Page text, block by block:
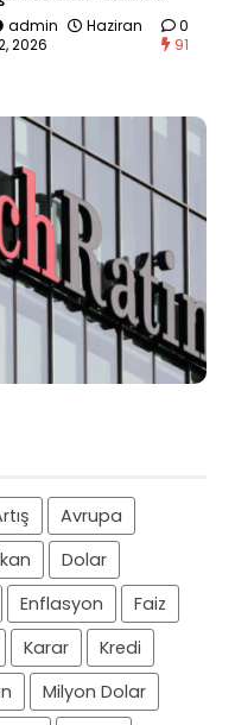
admin
Haziran
2026
0
91
Avrupa
Dolar
Enflasyon
Faiz
Karar
Kredi
Milyon Dolar